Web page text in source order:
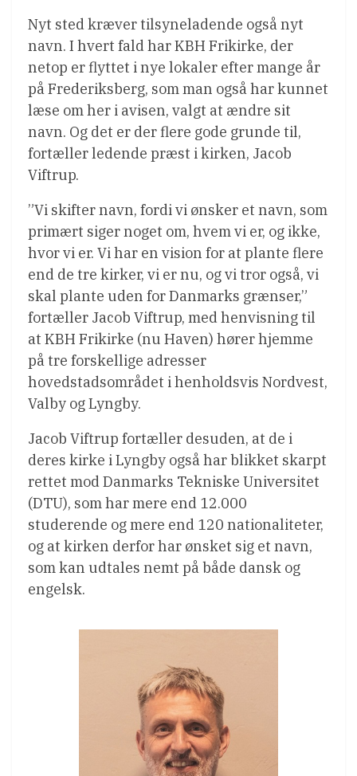
Nyt sted kræver tilsyneladende også nyt
navn. I hvert fald har KBH Frikirke, der
netop er flyttet i nye lokaler efter mange år
på Frederiksberg, som man også har kunnet
læse om her i avisen, valgt at ændre sit
navn. Og det er der flere gode grunde til,
fortæller ledende præst i kirken, Jacob
Viftrup.
”Vi skifter navn, fordi vi ønsker et navn, som
primært siger noget om, hvem vi er, og ikke,
hvor vi er. Vi har en vision for at plante flere
end de tre kirker, vi er nu, og vi tror også, vi
skal plante uden for Danmarks grænser,”
fortæller Jacob Viftrup, med henvisning til
at KBH Frikirke (nu Haven) hører hjemme
på tre forskellige adresser
hovedstadsområdet i henholdsvis Nordvest,
Valby og Lyngby.
Jacob Viftrup fortæller desuden, at de i
deres kirke i Lyngby også har blikket skarpt
rettet mod Danmarks Tekniske Universitet
(DTU), som har mere end 12.000
studerende og mere end 120 nationaliteter,
og at kirken derfor har ønsket sig et navn,
som kan udtales nemt på både dansk og
engelsk.